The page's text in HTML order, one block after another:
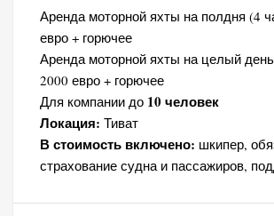
Аренда моторной яхты на полдня (4
евро + горючее
Аренда моторной яхты на целый
2000 евро + горючее
Для компании до 10 человек
Локация: Тиват
В стоимость включено: шкипер,
страхование судна и пассажиров,